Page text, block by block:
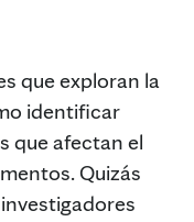
que exploran la
identificar
que afectan el
Quizás